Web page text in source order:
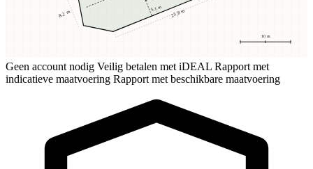
10 m
5,1 m 23,8 m
8,2 m
Geen account nodig Veilig betalen met iDEAL Rapport met
indicatieve maatvoering Rapport met beschikbare maatvoering